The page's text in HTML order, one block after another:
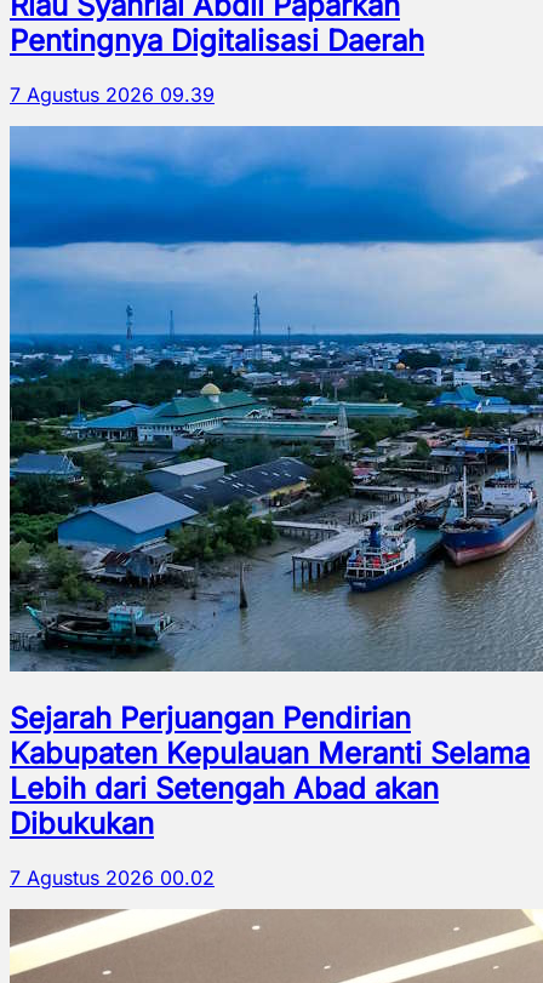
Pentingnya Digitalisasi Daerah
7 Agustus 2026 09.39
Sejarah Perjuangan Pendirian
Kabupaten Kepulauan Meranti Selama
Lebih dari Setengah Abad akan
Dibukukan
7 Agustus 2026 00.02